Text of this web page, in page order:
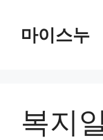
마이스누
복지